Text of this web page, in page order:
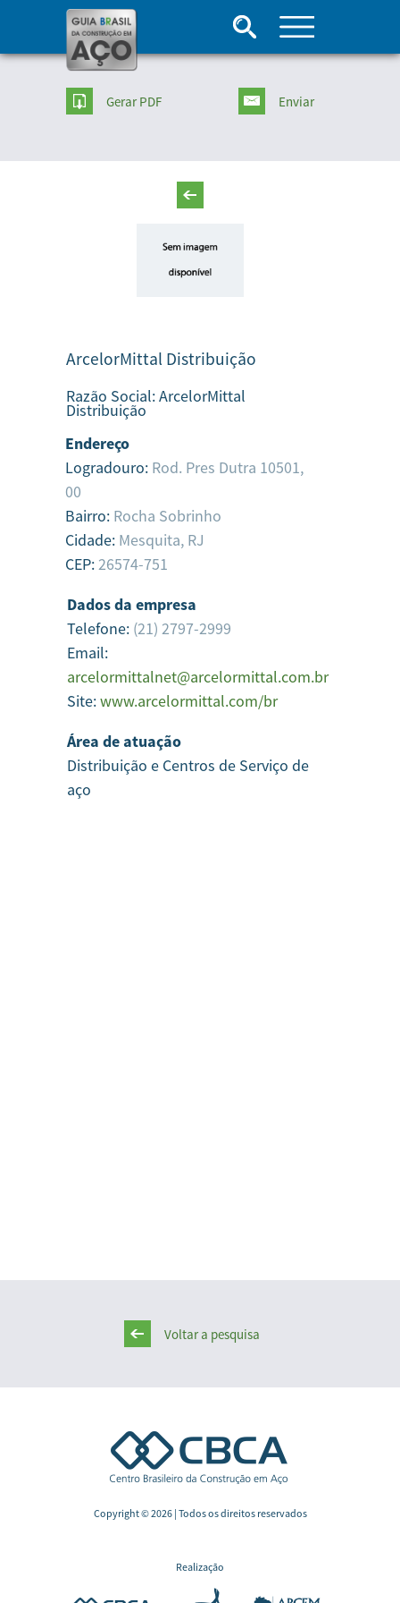
Gerar PDF Enviar
ArcelorMittal Distribuição
Razão Social:ArcelorMittal
Distribuição
Endereço
Logradouro: Rod. Pres Dutra 10501,
00
Bairro: Rocha Sobrinho
Cidade: Mesquita, RJ
CEP:26574-751
Dados da empresa
Telefone: (21) 2797-2999
Email:
arcelormittalnet@arcelormittal.com.br
Site:www.arcelormittal.com/br
Área de atuação
Distribuição e Centros de Serviço de
aço
Voltar a pesquisa
Copyright © 2026 | Todos os direitos reservados
Realização